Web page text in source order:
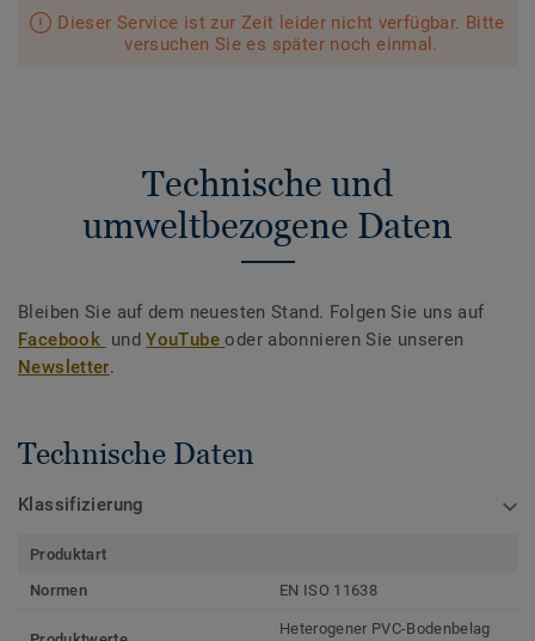
Dieser Service ist zur Zeit leider nicht verfügbar. Bitte
versuchen Sie es später noch einmal.
Technische und
umweltbezogene Daten
Bleiben Sie auf dem neuesten Stand. Folgen Sie uns auf
Facebook undYouTubeoder abonnieren Sie unseren
Newsletter.
Technische Daten
Klassifizierung
Produktart
Normen
EN ISO 11638
Heterogener PVC-Bodenbelag